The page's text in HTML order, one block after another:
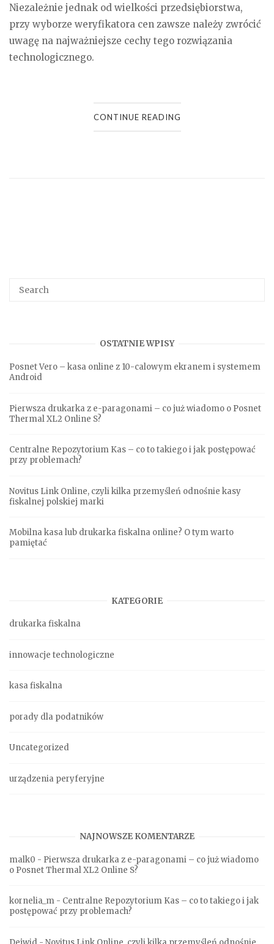
Niezależnie jednak od wielkości przedsiębiorstwa,
przy wyborze weryfikatora cen zawsze należy zwrócić
uwagę na najważniejsze cechy tego rozwiązania
technologicznego.
CONTINUE READING
Search
OSTATNIE WPISY
Posnet Vero – kasa online z 10-calowym ekranem i systemem
Android
Pierwsza drukarka z e-paragonami – co już wiadomo o Posnet
Thermal XL2 Online S?
Centralne Repozytorium Kas – co to takiego i jak postępować
przy problemach?
Novitus Link Online, czyli kilka przemyśleń odnośnie kasy
fiskalnej polskiej marki
Mobilna kasa lub drukarka fiskalna online? O tym warto
pamiętać
KATEGORIE
drukarka fiskalna
innowacje technologiczne
kasa fiskalna
porady dla podatników
Uncategorized
urządzenia peryferyjne
NAJNOWSZE KOMENTARZE
malk0 - Pierwsza drukarka z e-paragonami – co już wiadomo
o Posnet Thermal XL2 Online S?
kornelia_m - Centralne Repozytorium Kas – co to takiego i jak
postępować przy problemach?